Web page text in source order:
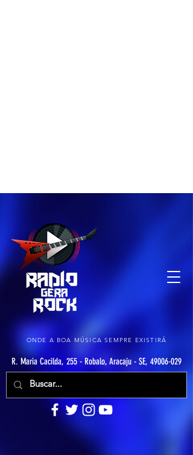
ONDE A BOA MÚSICA SEMPRE EXISTIRÁ
R. Maria Cacilda, 255 - Robalo, Aracaju - SE, 49006-029